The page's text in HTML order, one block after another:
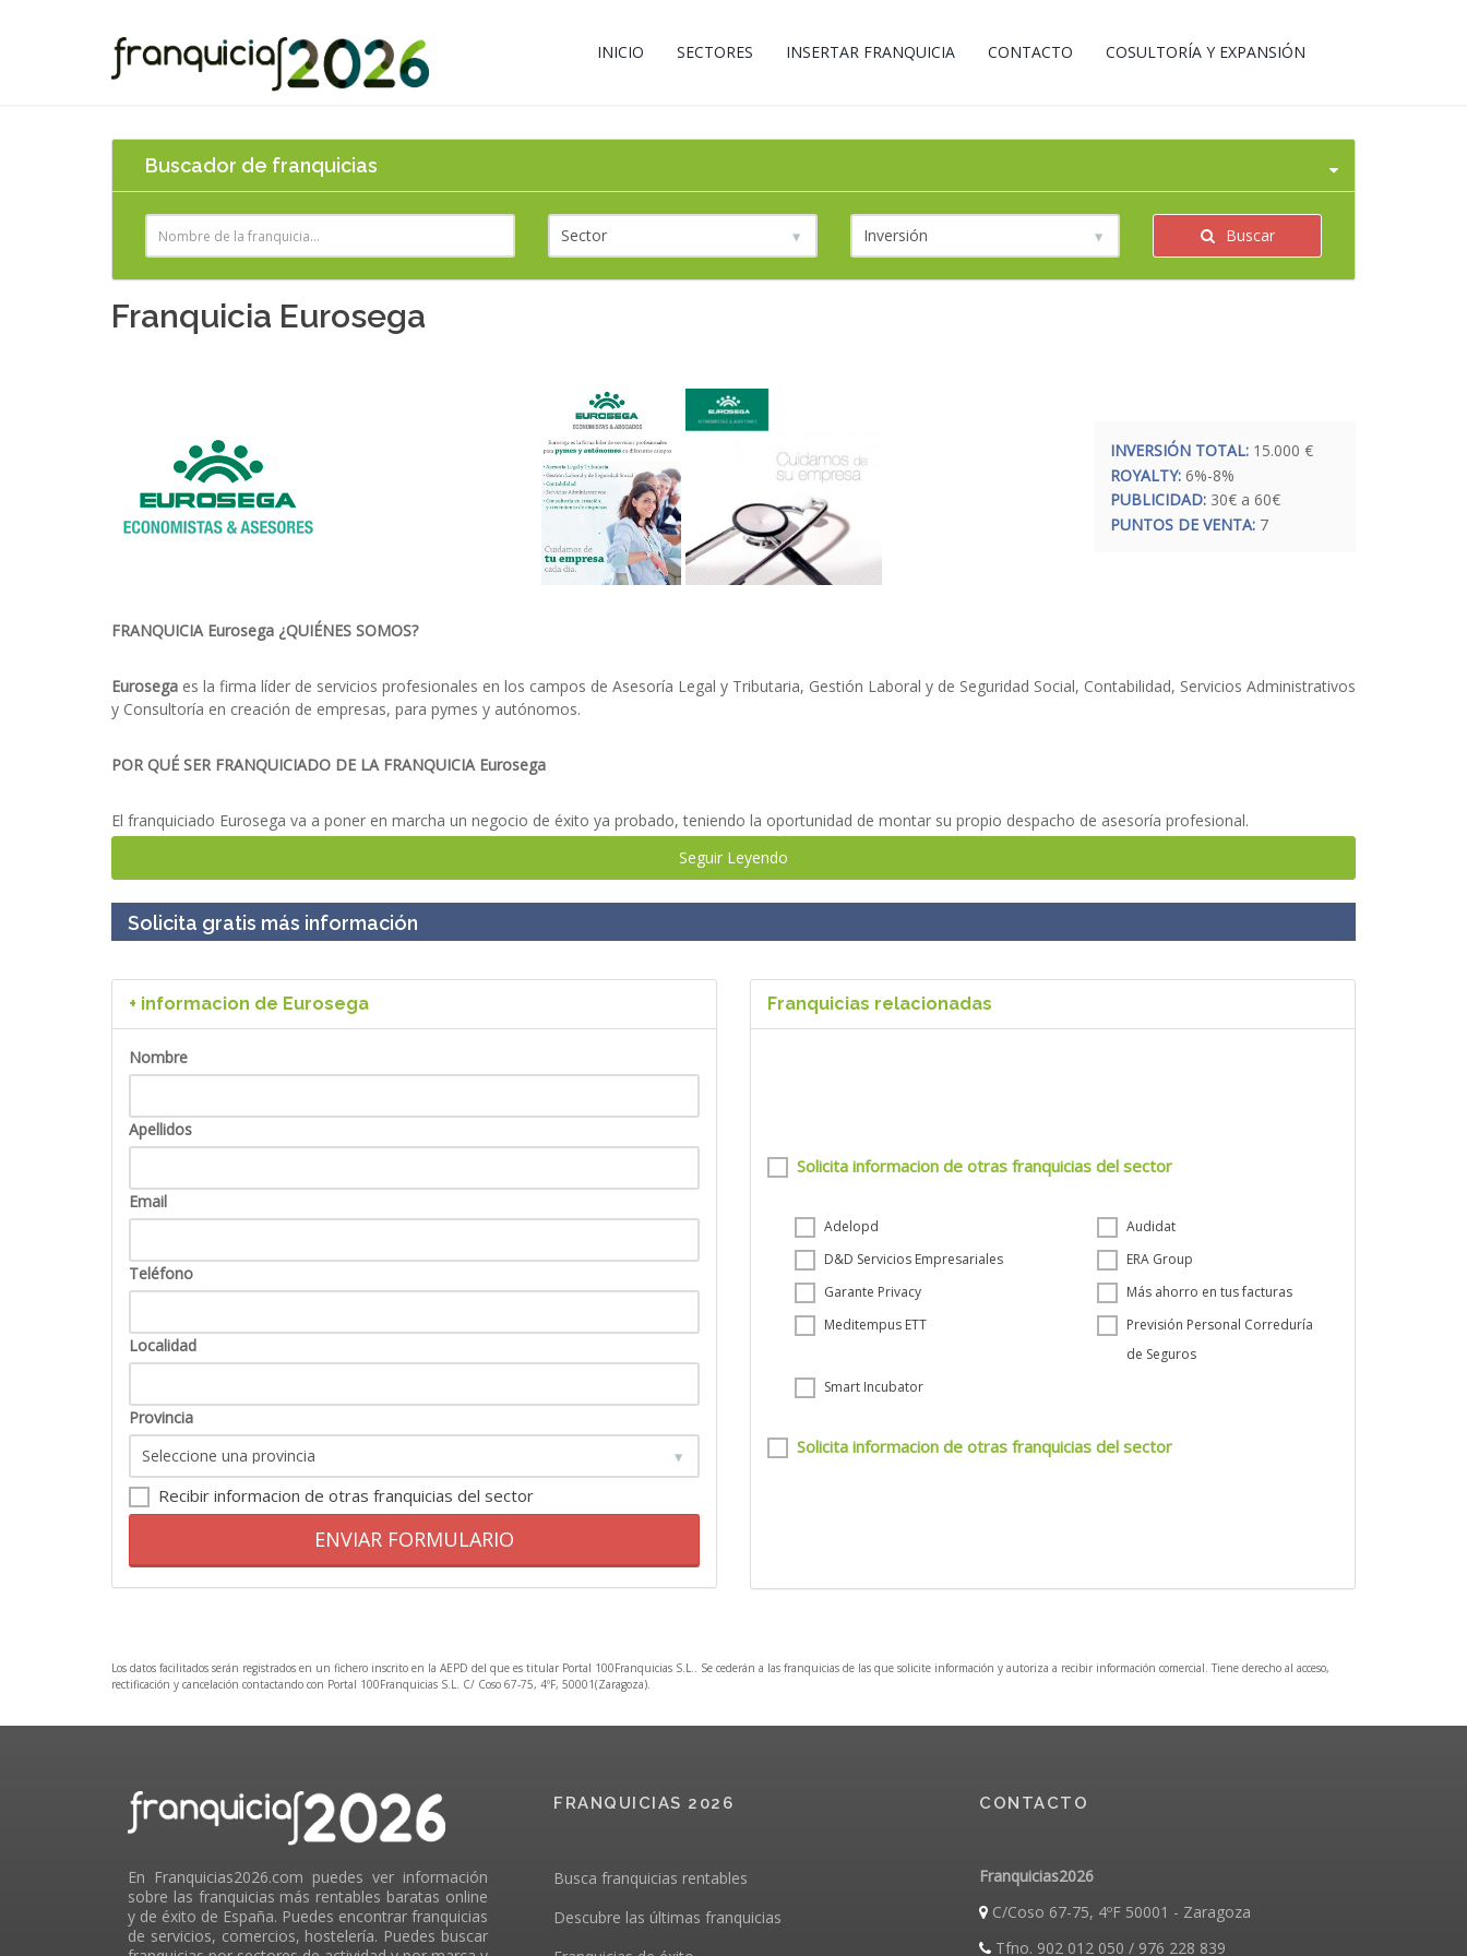
INICIO SECTORES INSERTAR FRANQUICIA CONTACTO COSULTORÍA Y EXPANSIÓN
Buscador de franquicias
Buscar
Franquicia Eurosega
INVERSIÓN TOTAL: 15.000 €
ROYALTY: 6%-8%
PUBLICIDAD: 30€ a 60€
PUNTOS DE VENTA: 7
FRANQUICIA Eurosega ¿QUIÉNES SOMOS?
Eurosega es la firma líder de servicios profesionales en los campos de Asesoría Legal y Tributaria, Gestión Laboral y de Seguridad Social, Contabilidad, Servicios Administrativos
y Consultoría en creación de empresas, para pymes y autónomos.
POR QUÉ SER FRANQUICIADO DE LA FRANQUICIA Eurosega
El franquiciado Eurosega va a poner en marcha un negocio de éxito ya probado, teniendo la oportunidad de montar su propio despacho de asesoría profesional.
Además, Eurosega controla que sus proveedores y subcontratas gestionen su negocio responsablemente todo concretado en:
formación excelente, inicial y continua.
servicios de la central a los despachos de la red.
Seguir Leyendo
Solicita gratis más información
+ informacion de Eurosega
Nombre
Apellidos
Email
Teléfono
Localidad
Provincia
Recibir informacion de otras franquicias del sector
ENVIAR FORMULARIO
Franquicias relacionadas
Solicita informacion de otras franquicias del sector
Adelopd
Audidat
D&D Servicios Empresariales
ERA Group
Garante Privacy
Más ahorro en tus facturas
Meditempus ETT
Previsión Personal Correduría
de Seguros
Smart Incubator
Solicita informacion de otras franquicias del sector
Los datos facilitados serán registrados en un fichero inscrito en la AEPD del que es titular Portal 100Franquicias S.L.. Se cederán a las franquicias de las que solicite información y autoriza a recibir información comercial. Tiene derecho al acceso,
rectificación y cancelación contactando con Portal 100Franquicias S.L. C/ Coso 67-75, 4ºF, 50001(Zaragoza).
En Franquicias2026.com puedes ver información
sobre las franquicias más rentables baratas online
y de éxito de España. Puedes encontrar franquicias
de servicios, comercios, hostelería. Puedes buscar
FRANQUICIAS 2026
Busca franquicias rentables
Descubre las últimas franquicias
CONTACTO
Franquicias2026
C/Coso 67-75, 4ºF 50001 - Zaragoza
Tfno. 902 012 050 / 976 228 839